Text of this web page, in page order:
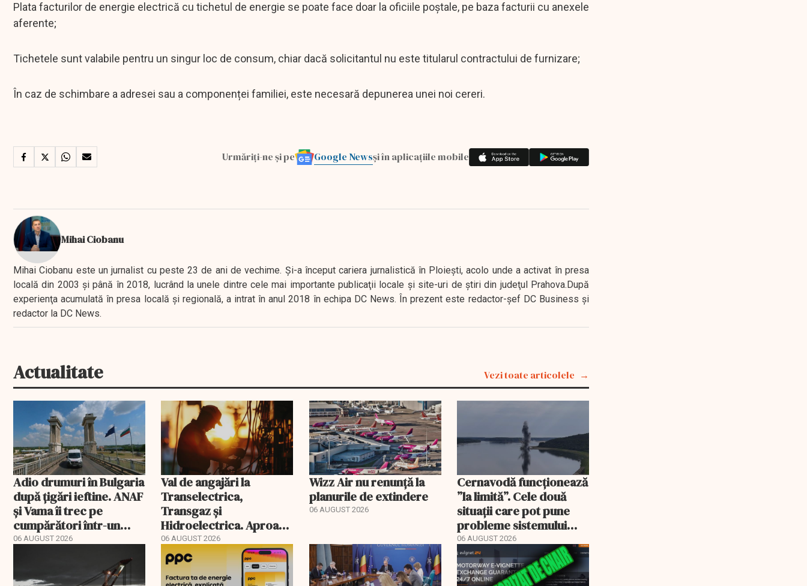
Plata facturilor de energie electrică cu tichetul de energie se poate face doar la oficiile poștale, pe baza facturii cu anexele
aferente;
Tichetele sunt valabile pentru un singur loc de consum, chiar dacă solicitantul nu este titularul contractului de furnizare;
În caz de schimbare a adresei sau a componenței familiei, este necesară depunerea unei noi cereri.
Urmăriți-ne și pe Google Newsși în aplicațiile mobile
Mihai Ciobanu
Mihai Ciobanu este un jurnalist cu peste 23 de ani de vechime. Şi-a început cariera jurnalistică în Ploieşti, acolo unde a activat în presa
locală din 2003 şi până în 2018, lucrând la unele dintre cele mai importante publicaţii locale şi site-uri de ştiri din judeţul Prahova.După
experienţa acumulată în presa locală şi regională, a intrat în anul 2018 în echipa DC News. În prezent este redactor-şef DC Business şi
redactor la DC News.
Actualitate Vezi toate articolele
Adio drumuri în Bulgaria
după țigări ieftine. ANAF
și Vama îi trec pe
cumpărători într-un
registru electronic
06 AUGUST 2026
Val de angajări la
Transelectrica,
Transgaz și
Hidroelectrica. Aproape
400 de posturi aprobate
06 AUGUST 2026
Wizz Air nu renunță la
planurile de extindere
06 AUGUST 2026
Cernavodă funcționează
”la limită”. Cele două
situații care pot pune
probleme sistemului
energetic
06 AUGUST 2026